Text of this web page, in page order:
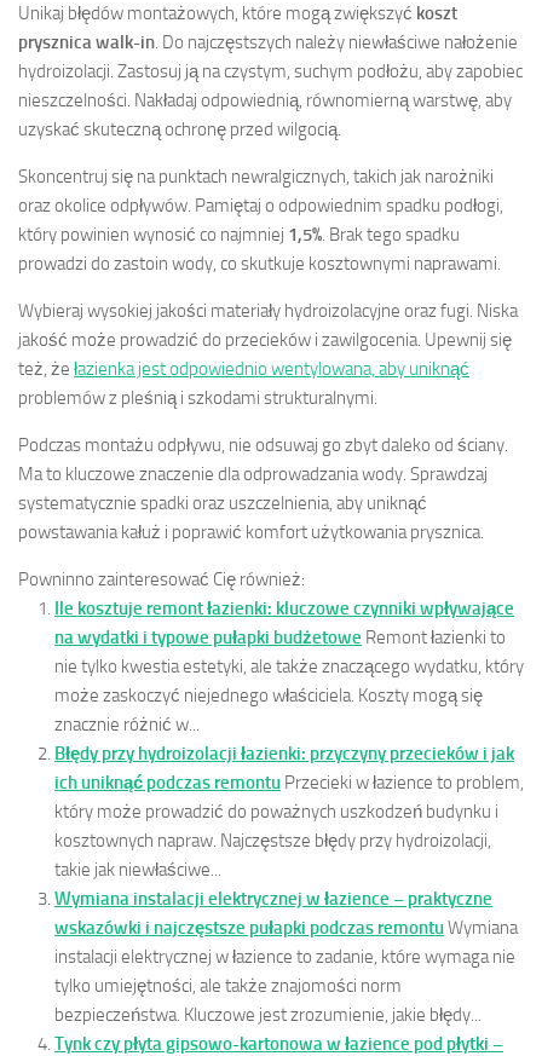
Unikaj błędów montażowych, które mogą zwiększyć koszt
prysznica walk-in . Do najczęstszych należy niewłaściwe nałożenie
hydroizolacji. Zastosuj ją na czystym, suchym podłożu, aby zapobiec
nieszczelności. Nakładaj odpowiednią, równomierną warstwę, aby
uzyskać skuteczną ochronę przed wilgocią.
Skoncentruj się na punktach newralgicznych, takich jak narożniki
oraz okolice odpływów. Pamiętaj o odpowiednim spadku podłogi,
który powinien wynosić co najmniej 1,5% . Brak tego spadku
prowadzi do zastoin wody, co skutkuje kosztownymi naprawami.
Wybieraj wysokiej jakości materiały hydroizolacyjne oraz fugi. Niska
jakość może prowadzić do przecieków i zawilgocenia. Upewnij się
też, że łazienka jest odpowiednio wentylowana, aby uniknąć
problemów z pleśnią i szkodami strukturalnymi.
Podczas montażu odpływu, nie odsuwaj go zbyt daleko od ściany.
Ma to kluczowe znaczenie dla odprowadzania wody. Sprawdzaj
systematycznie spadki oraz uszczelnienia, aby uniknąć
powstawania kałuż i poprawić komfort użytkowania prysznica.
Powninno zainteresować Cię również:
Ile kosztuje remont łazienki: kluczowe czynniki wpływające
na wydatki i typowe pułapki budżetowe Remont łazienki to
nie tylko kwestia estetyki, ale także znaczącego wydatku, który
może zaskoczyć niejednego właściciela. Koszty mogą się
znacznie różnić w...
Błędy przy hydroizolacji łazienki: przyczyny przecieków i jak
ich uniknąć podczas remontu Przecieki w łazience to problem,
który może prowadzić do poważnych uszkodzeń budynku i
kosztownych napraw. Najczęstsze błędy przy hydroizolacji,
takie jak niewłaściwe...
Wymiana instalacji elektrycznej w łazience – praktyczne
wskazówki i najczęstsze pułapki podczas remontuWymiana
instalacji elektrycznej w łazience to zadanie, które wymaga nie
tylko umiejętności, ale także znajomości norm
bezpieczeństwa. Kluczowe jest zrozumienie, jakie błędy...
Tynk czy płyta gipsowo-kartonowa w łazience pod płytki –